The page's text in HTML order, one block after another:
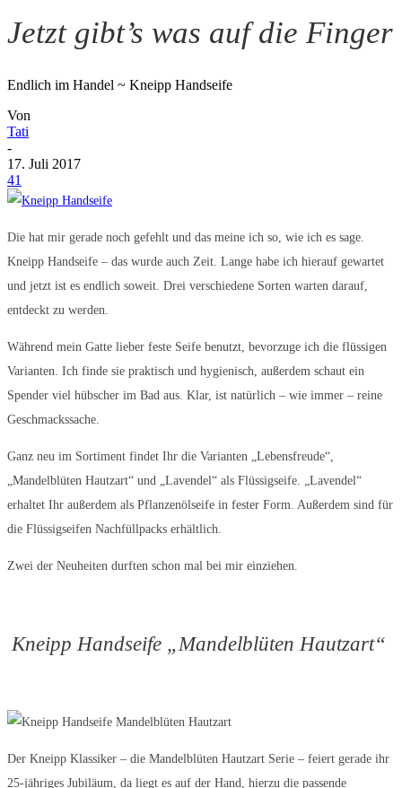
Jetzt gibt’s was auf die Finger
Endlich im Handel ~ Kneipp Handseife
Von
Tati
-
17. Juli 2017
41
Die hat mir gerade noch gefehlt und das meine ich so, wie ich es sage.
Kneipp Handseife – das wurde auch Zeit. Lange habe ich hierauf gewartet
und jetzt ist es endlich soweit. Drei verschiedene Sorten warten darauf,
entdeckt zu werden.
Während mein Gatte lieber feste Seife benutzt, bevorzuge ich die flüssigen
Varianten. Ich finde sie praktisch und hygienisch, außerdem schaut ein
Spender viel hübscher im Bad aus. Klar, ist natürlich – wie immer – reine
Geschmackssache.
Ganz neu im Sortiment findet Ihr die Varianten „Lebensfreude“,
„Mandelblüten Hautzart“ und „Lavendel“ als Flüssigseife. „Lavendel“
erhaltet Ihr außerdem als Pflanzenölseife in fester Form. Außerdem sind für
die Flüssigseifen Nachfüllpacks erhältlich.
Zwei der Neuheiten durften schon mal bei mir einziehen.
Kneipp Handseife „Mandelblüten Hautzart“
Der Kneipp Klassiker – die Mandelblüten Hautzart Serie – feiert gerade ihr
25-jähriges Jubiläum, da liegt es auf der Hand, hierzu die passende